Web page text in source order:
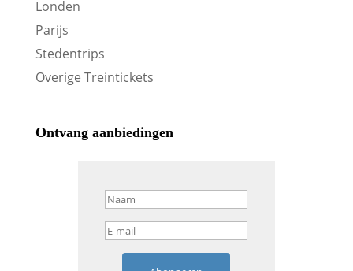
Londen
Parijs
Stedentrips
Overige Treintickets
Ontvang aanbiedingen